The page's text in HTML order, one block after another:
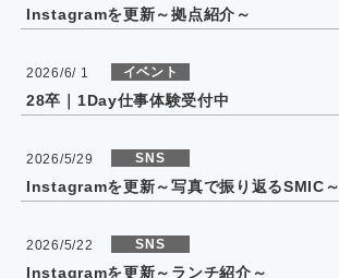
Instagramを更新～拠点紹介～
2026/6/ 1 イベント
28卒｜1Day仕事体験受付中
2026/5/29 SNS
Instagramを更新～写真で振り返るSMIC～
2026/5/22 SNS
Instagramを更新～ランチ紹介～